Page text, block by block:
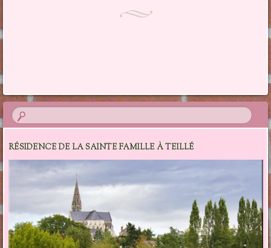
RÉSIDENCE DE LA SAINTE FAMILLE À TEILLÉ